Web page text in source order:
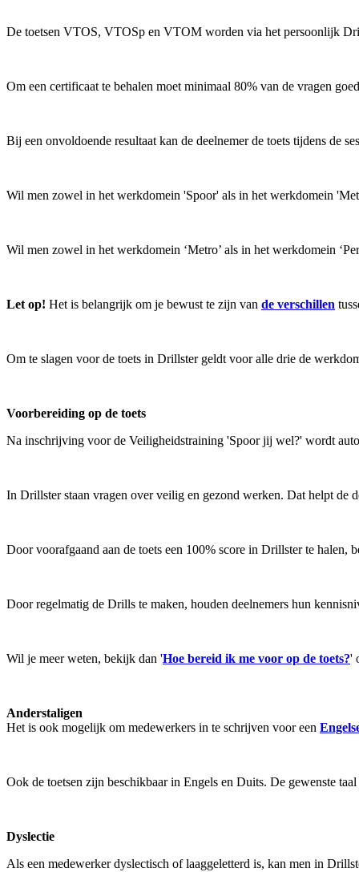
De toetsen VTOS, VTOSp en VTOM worden via het persoonlijk
Om een certificaat te behalen moet minimaal 80% van de vragen
Bij een onvoldoende resultaat kan de deelnemer de toets tijdens de
Wil men zowel in het werkdomein 'Spoor' als in het werkdomein
Wil men zowel in het werkdomein ‘Metro’ als in het werkdomein
Let op! Het is belangrijk om je bewust te zijn van de verschillen
Om te slagen voor de toets in Drillster geldt voor alle drie de
Voorbereiding op de toets
Na inschrijving voor de Veiligheidstraining 'Spoor jij wel?' wordt
In Drillster staan vragen over veilig en gezond werken. Dat helpt de
Door voorafgaand aan de toets een 100% score in Drillster te halen,
Door regelmatig de Drills te maken, houden deelnemers hun
Wil je meer weten, bekijk dan 'Hoe bereid ik me voor op de toets?'
Anderstaligen
Het is ook mogelijk om medewerkers in te schrijven voor een
Ook de toetsen zijn beschikbaar in Engels en Duits. De gewenste
Dyslectie
Als een medewerker dyslectisch of laaggeletterd is, kan men in